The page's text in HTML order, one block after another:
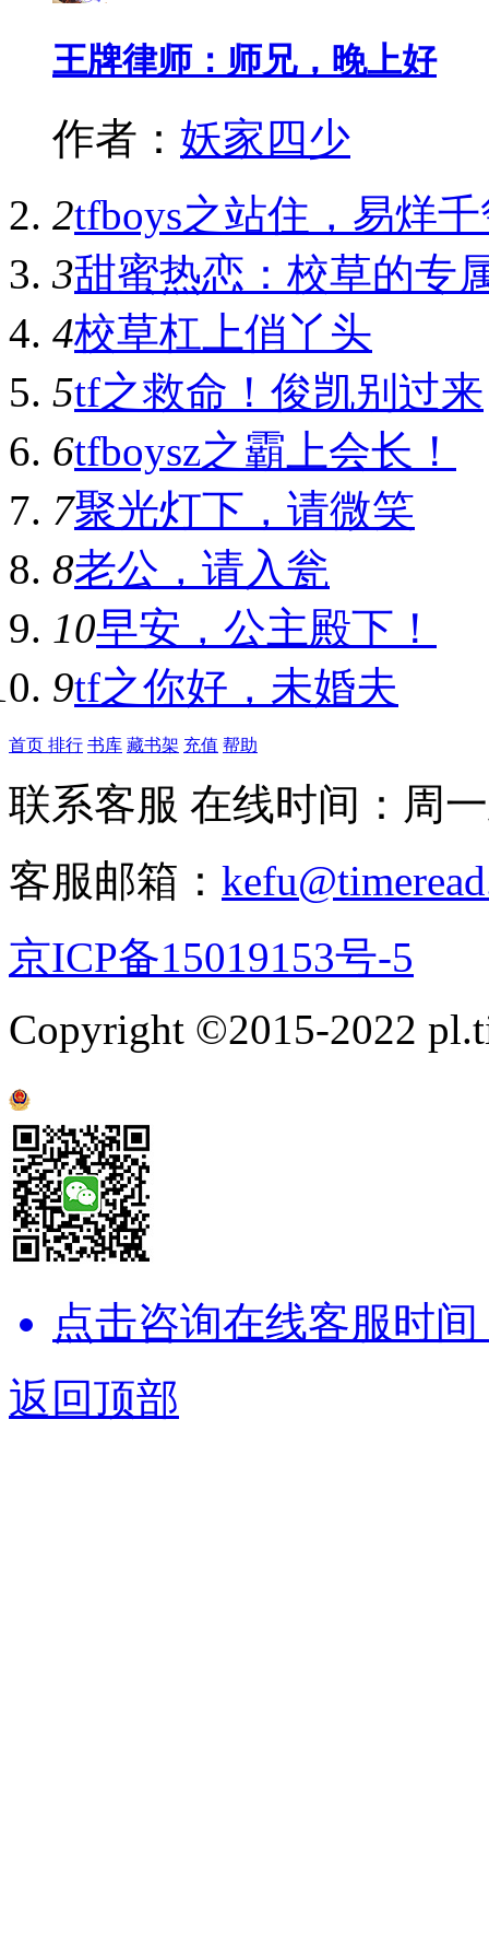
王牌律师：师兄，晚上好
作者： 妖家四少
2tfboys之站住，易烊
3甜蜜热恋：校草的专
4校草杠上俏丫头
5tf之救命！俊凯别过来
6tfboysz之霸上会长！
7聚光灯下，请微笑
8老公，请入瓮
10早安，公主殿下！
9tf之你好，未婚夫
首页 排行 书库 藏书架 充值 帮助
联系客服 在线时间：周
客服邮箱：
京ICP备15019153号-5
Copyright ©2015-2022
点击咨询在线客服时间
返回顶部